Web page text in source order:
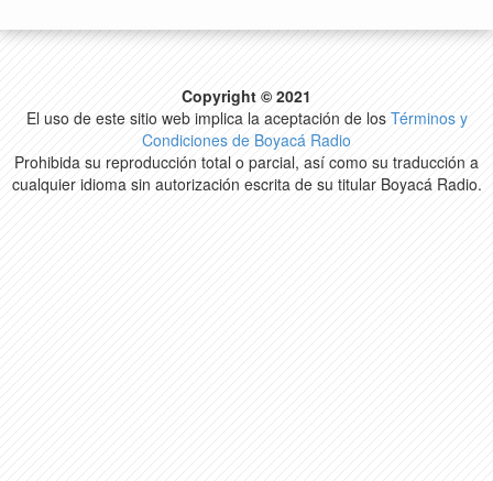
Copyright © 2021
El uso de este sitio web implica la aceptación de los Términos y
Condiciones de Boyacá Radio
Prohibida su reproducción total o parcial, así como su traducción a
cualquier idioma sin autorización escrita de su titular Boyacá Radio.